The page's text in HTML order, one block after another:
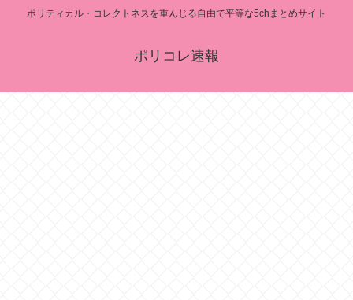
ポリティカル・コレクトネスを重んじる自由で平等な5chまとめサイト
ポリコレ速報